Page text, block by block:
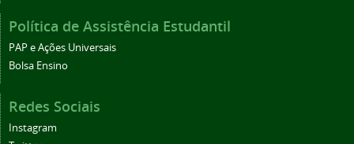
Política de Assistência Estudantil
PAP e Ações Universais
Bolsa Ensino
Redes Sociais
Instagram